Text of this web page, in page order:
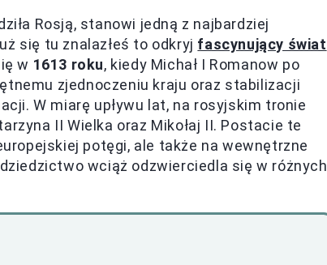
Rosją, stanowi jedną z najbardziej
się tu znalazłeś to odkryj fascynujący świat
w 1613 roku, kiedy Michał I Romanow po
zjednoczeniu kraju oraz stabilizacji
W miarę upływu lat, na rosyjskim tronie
II Wielka oraz Mikołaj II. Postacie te
potęgi, ale także na wewnętrzne
wciąż odzwierciedla się w różnych